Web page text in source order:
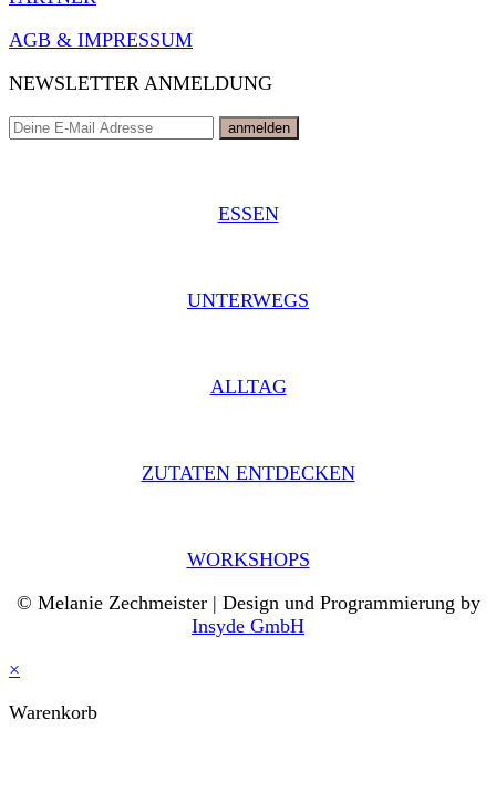
AGB & IMPRESSUM
NEWSLETTER ANMELDUNG
ESSEN
UNTERWEGS
ALLTAG
ZUTATEN ENTDECKEN
WORKSHOPS
© Melanie Zechmeister | Design und Programmierung by
Insyde GmbH
×
Warenkorb